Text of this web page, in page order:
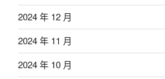
2024 年 12 月
2024 年 11 月
2024 年 10 月